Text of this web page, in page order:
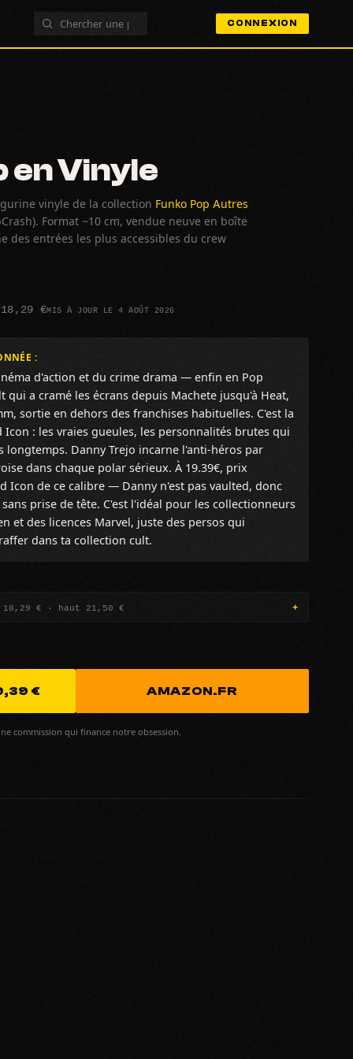
CONNEXION
en Vinyle
vinyle de la collection Funko Pop Autres
Format ~10 cm, vendue neuve en boîte
des entrées les plus accessibles du crew
€MIS À JOUR LE 4 AOÛT 2026
:
d'action et du crime drama — enfin en Pop
qui a cramé les écrans depuis Machete jusqu'à Heat,
sortie en dehors des franchises habituelles. C'est la
: les vraies gueules, les personnalités brutes qui
longtemps. Danny Trejo incarne l'anti-héros par
dans chaque polar sérieux. À 19.39€, prix
Icon de ce calibre — Danny n'est pas vaulted, donc
prise de tête. C'est l'idéal pour les collectionneurs
et des licences Marvel, juste des persos qui
dans ta collection cult.
18,29 € · haut 21,50 €
€ AMAZON.FR
commission qui finance notre obsession.